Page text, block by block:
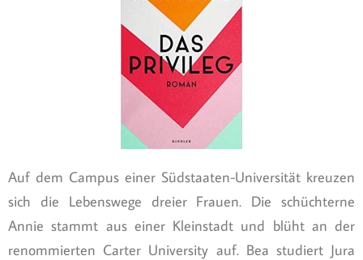
Auf dem Campus einer Südstaaten-Universität kreuzen
sich die Lebenswege dreier Frauen. Die schüchterne
Annie stammt aus einer Kleinstadt und blüht an der
renommierten Carter University auf. Bea studiert Jura